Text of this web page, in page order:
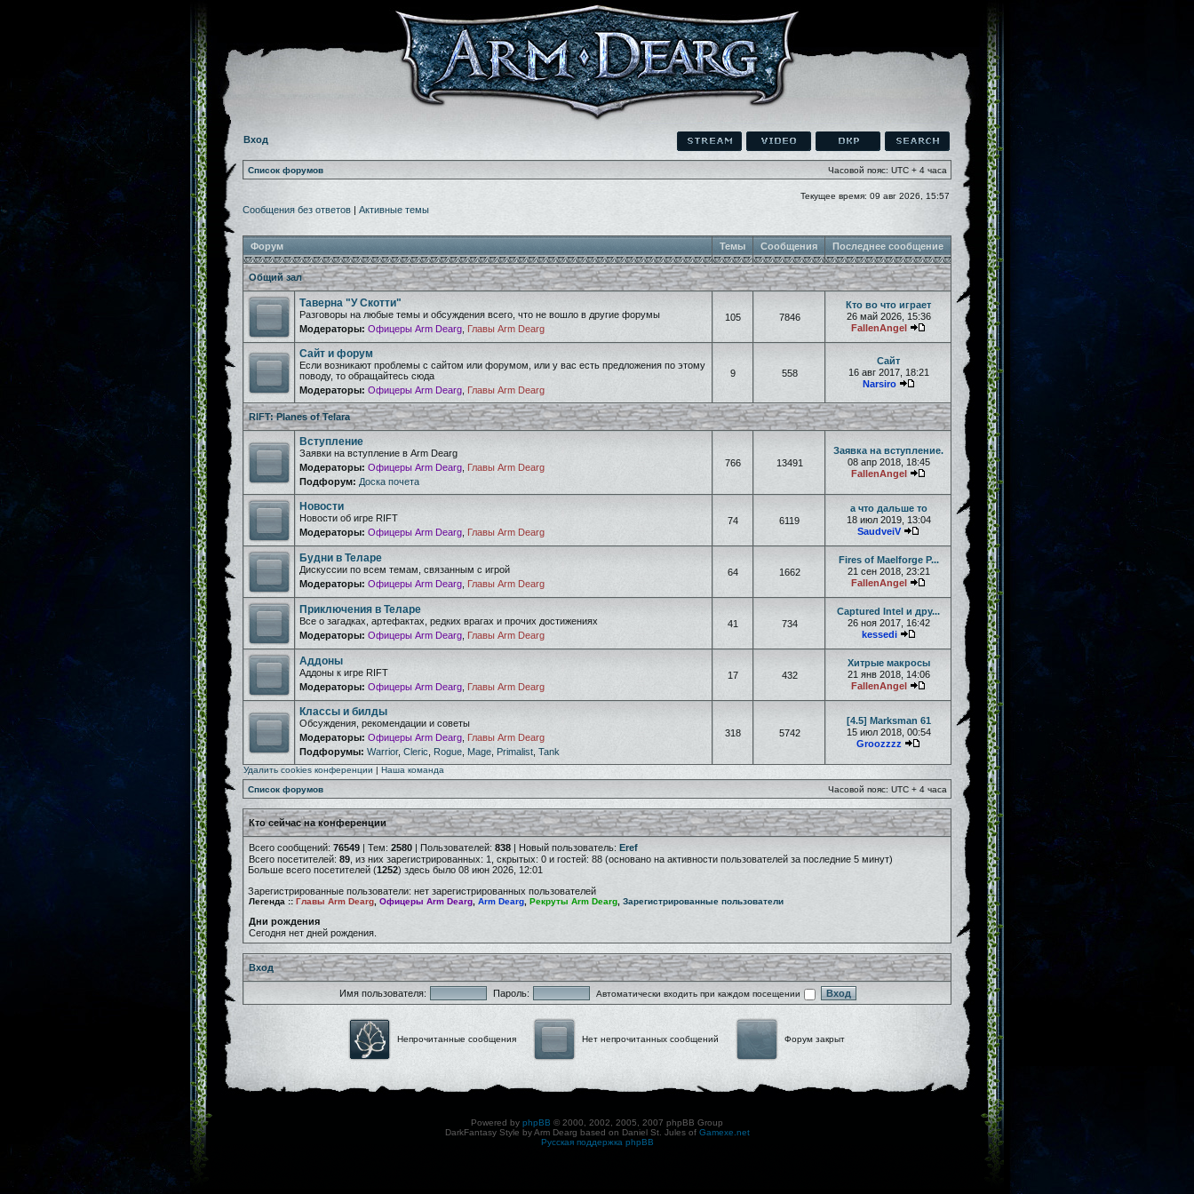
Вход
Список форумов Часовой пояс: UTC + 4 часа
Текущее время: 09 авг 2026, 15:57
Сообщения без ответов | Активные темы
Форум Темы Сообщения Последнее сообщение
Общий зал
Таверна "У Скотти"
Разговоры на любые темы и обсуждения всего, что не вошло в другие форумы
Модераторы: Офицеры Arm Dearg Главы Arm Dearg
105 7846
Кто во что играет
26 май 2026, 15:36
FallenAngel
Сайт и форум
Если возникают проблемы с сайтом или форумом, или у вас есть предложения по этому
поводу, то обращайтесь сюда
Модераторы: Офицеры Arm Dearg Главы Arm Dearg
9 558
Сайт
16 авг 2017, 18:21
Narsiro
RIFT: Planes of Telara
Вступление
Заявки на вступление в Arm Dearg
Модераторы: Офицеры Arm Dearg Главы Arm Dearg
Подфорум: Доска почета
766 13491
Заявка на вступление.
08 апр 2018, 18:45
FallenAngel
Новости
Новости об игре RIFT
Модераторы: Офицеры Arm Dearg Главы Arm Dearg
74 6119
а что дальше то
18 июл 2019, 13:04
SaudveiV
Будни в Теларе
Дискуссии по всем темам, связанным с игрой
Модераторы: Офицеры Arm Dearg Главы Arm Dearg
64 1662
Fires of Maelforge P...
21 сен 2018, 23:21
FallenAngel
Приключения в Теларе
Все о загадках, артефактах, редких врагах и прочих достижениях
Модераторы: Офицеры Arm Dearg Главы Arm Dearg
41 734
Captured Intel и дру...
26 ноя 2017, 16:42
kessedi
Аддоны
Аддоны к игре RIFT
Модераторы: Офицеры Arm Dearg Главы Arm Dearg
17 432
Хитрые макросы
21 янв 2018, 14:06
FallenAngel
Классы и билды
Обсуждения, рекомендации и советы
Модераторы: Офицеры Arm Dearg Главы Arm Dearg
Подфорумы: Warrior, Cleric Rogue Mage Primalist Tank
318 5742
[4.5] Marksman 61
15 июл 2018, 00:54
Groozzzz
Удалить cookies конференции | Наша команда
Список форумов
Часовой пояс: UTC + 4 часа
Кто сейчас на конференции
Всего сообщений: 76549 | Тем: 2580 | Пользователей: 838 | Новый пользователь: Eref
Всего посетителей: 89 , из них зарегистрированных: 1, скрытых: 0 и гостей: 88 (основано на активности пользователей за последние 5 минут)
Больше всего посетителей (1252) здесь было 08 июн 2026, 12:01
Зарегистрированные пользователи: нет зарегистрированных пользователей
Легенда :: Главы Arm Dearg Офицеры Arm Dearg Arm Dearg Рекруты Arm Dearg Зарегистрированные пользователи
Дни рождения
Сегодня нет дней рождения.
Вход
Имя пользователя: Пароль: Автоматически входить при каждом посещении
Непрочитанные сообщения Нет непрочитанных сообщений Форум закрыт
Powered by phpBB © 2000, 2002, 2005, 2007 phpBB Group
DarkFantasy Style by Arm Dearg based on Daniel St. Jules of Gamexe.net
Русская поддержка phpBB